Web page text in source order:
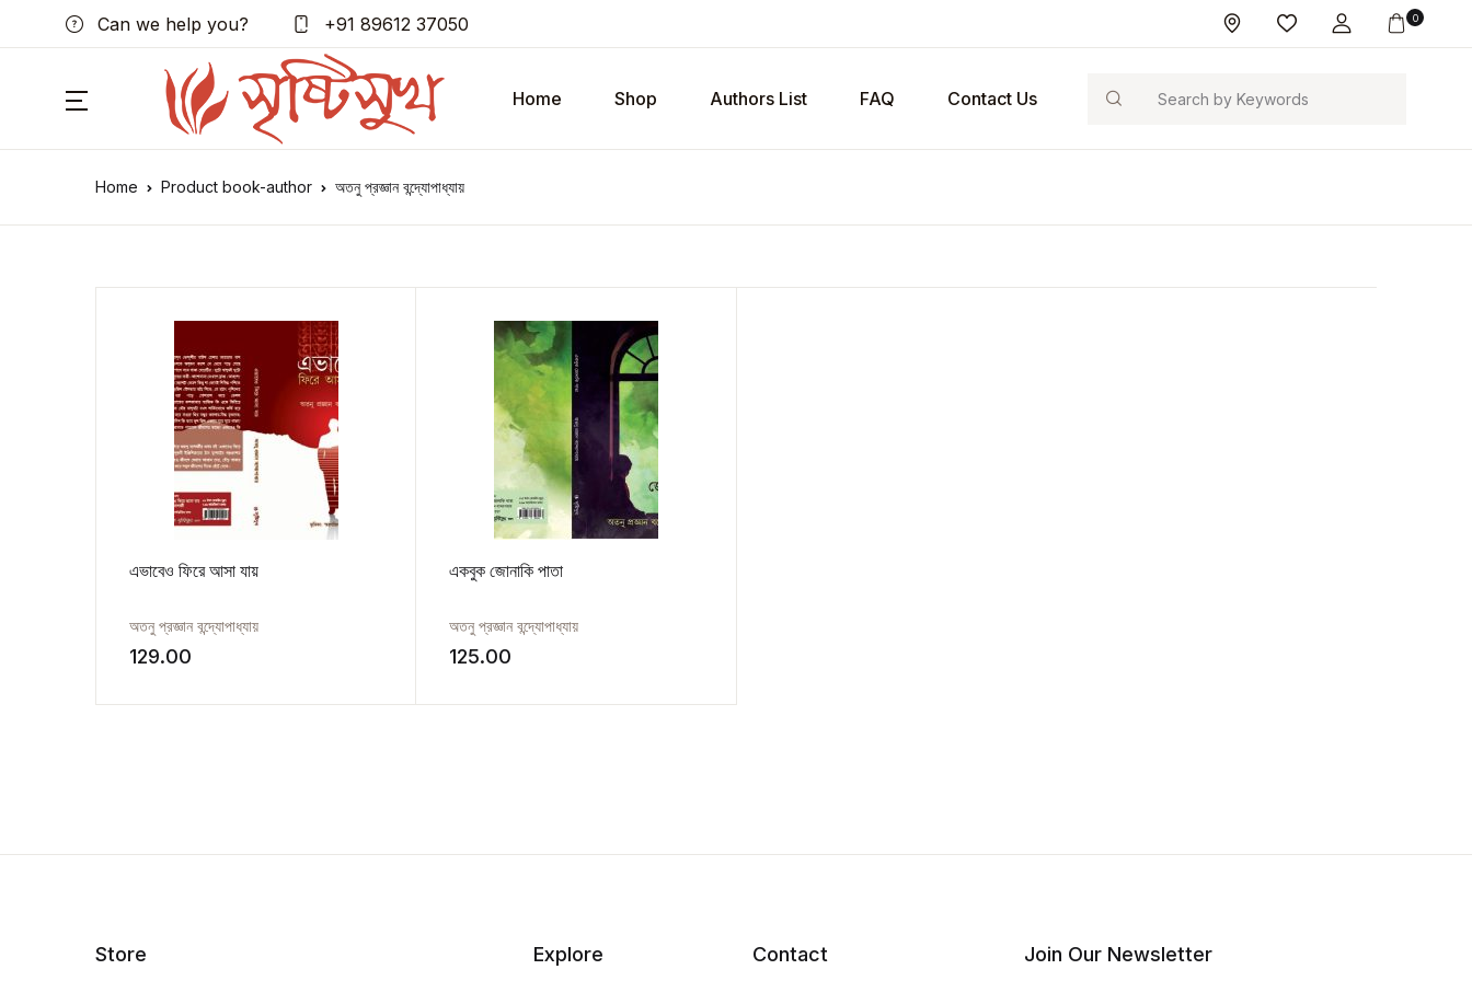
Can we help you? +91 89612 37050 0
Home Shop Authors List FAQ Contact Us Search
Home Product book-author অতনু প্রজ্ঞান বন্দ্যোপাধ্যায়
এভাবেও ফিরে আসা যায়
অতনু প্রজ্ঞান বন্দ্যোপাধ্যায়
129.00
একবুক জোনাকি পাতা
অতনু প্রজ্ঞান বন্দ্যোপাধ্যায়
125.00
Store Explore Contact Join Our Newsletter